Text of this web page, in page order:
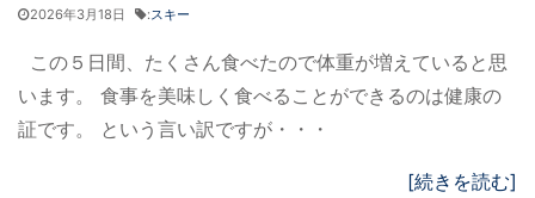
2026年3月18日 :スキー
この５日間、たくさん食べたので体重が増えていると思
います。 食事を美味しく食べることができるのは健康の
証です。 という言い訳ですが・・・
[続きを読む]